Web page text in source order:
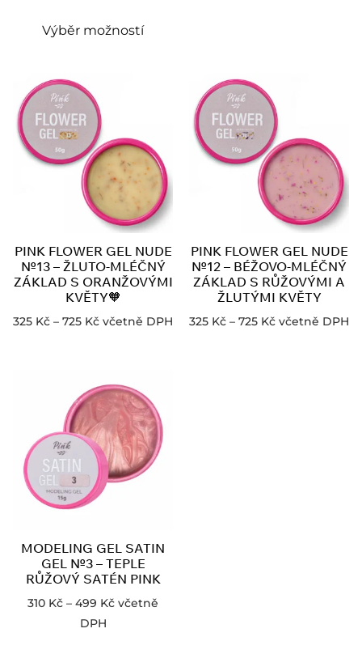
Výběr možností
PINK FLOWER GEL NUDE
№13 – ŽLUTO-MLÉČNÝ
ZÁKLAD S ORANŽOVÝMI
KVĚTY🧡
325 Kč – 725 Kč včetně DPH
PINK FLOWER GEL NUDE
№12 – BÉŽOVO-MLÉČNÝ
ZÁKLAD S RŮŽOVÝMI A
ŽLUTÝMI KVĚTY
325 Kč – 725 Kč včetně DPH
MODELING GEL SATIN
GEL №3 – TEPLE
RŮŽOVÝ SATÉN PINK
310 Kč – 499 Kč včetně
DPH